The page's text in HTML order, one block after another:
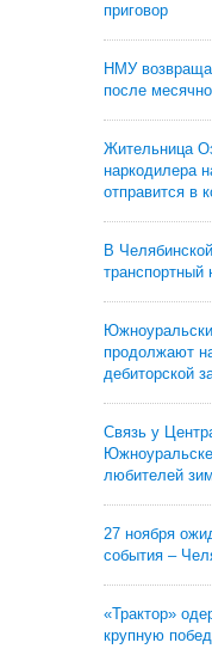
приговор
НМУ
после
Жительница
наркодилера
отправится в
В
транспортный
продолжают
дебиторской
Связь у
любителей
27 ноября
события –
«Трактор»
крупную